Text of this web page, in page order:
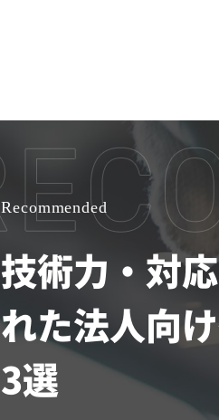
Recommended
技術力・対
れた法人向
3選